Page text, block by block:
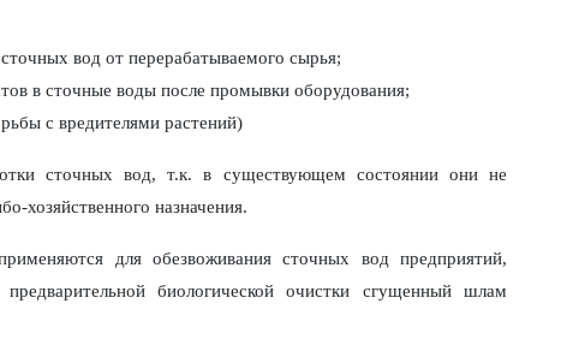
вод от перерабатываемого сырья;
в сточные воды после промывки оборудования;
с вредителями растений)
сточных вод, т.к. в существующем состоянии они не
хозяйственного назначения.
для обезвоживания сточных вод предприятий,
биологической очистки сгущенный шлам